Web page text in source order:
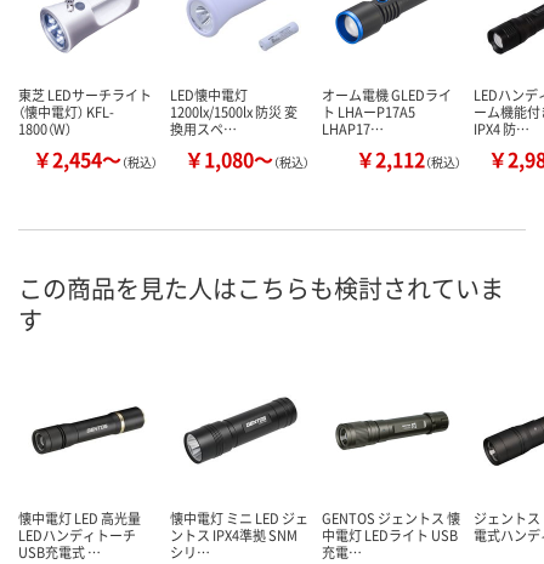
東芝 LEDサーチライト
（懐中電灯） KFL-
1800（W）
￥2,454～（税込）
LED懐中電灯
1200lx/1500lx 防災 変
換用スペ…
￥1,080～（税込）
オーム電機 GLEDライ
ト LHAーP17A5
LHAP17…
￥2,112（税込）
LEDハンデ
ーム機能
IPX4 防…
￥
この商品を見た人はこちらも検討されていま
す
懐中電灯 LED 高光量
LEDハンディトーチ
USB充電式 …
懐中電灯 ミニ LED ジェ
ントス IPX4準拠 SNM
シリ…
GENTOS ジェントス 懐
中電灯 LEDライト USB
充電…
ジェントス
電式ハン